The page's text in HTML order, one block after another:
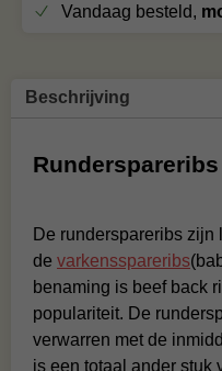
Vandaag besteld,
Beschrijving
Runderspareribs
De runderspareribs
de varkensspareribs
benaming is beef back
populariteit. De
verwarren met de
is een totaal ander stuk